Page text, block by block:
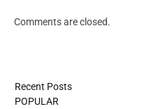
Comments are closed.
Recent Posts
POPULAR